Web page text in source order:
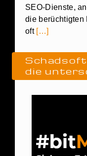
SEO-Dienste,
die berüchtigten
oft […]
die